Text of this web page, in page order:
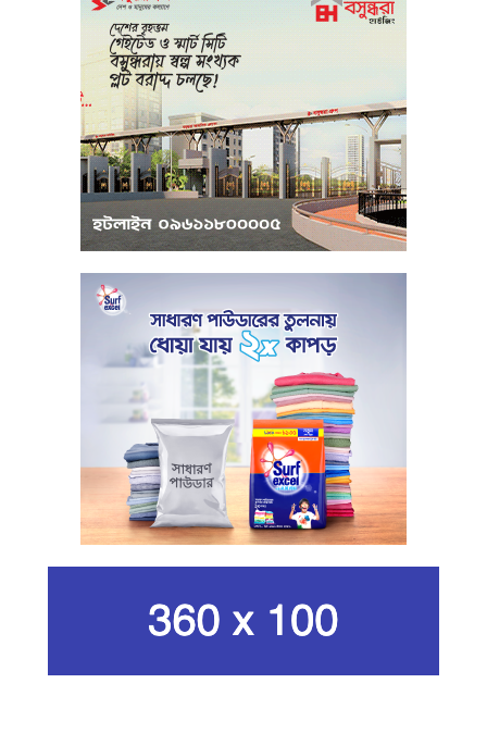
মধ্যপ্রাচ্যে সংকটের কারণে কার্গো পরিবহনে
বিঘ্ন ঘটছে
পরিবেশবান্ধব উদ্যোক্তারা ইউসিবি থেকে
পাবেন ২৫ লাখ টাকা ঋণ
পুঁজিবাজারে অনিয়মের তথ্য প্রদানকারীর
সুরক্ষায় বিধিমালা প্রণয়ন
খামেনি হত্যার প্রতিশোধ নেওয়ার ঘোষণা
ইরানের রেভোল্যুশনারি গার্ডের
কার্বন কারখানার ধোঁয়ায় ক্ষতির মুখে কৃষি ও
পরিবেশ
ইরানের সর্বোচ্চ ধর্মীয় নেতা খামেনি নিহত
গান দিয়ে তারুণ্যে আধুনিকতা আনতে